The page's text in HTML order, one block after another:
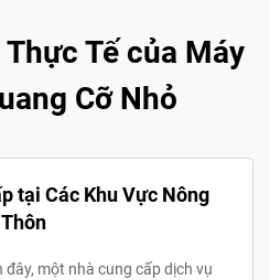
Tế của Máy
Cỡ Nhỏ
tại Các Khu Vực Nông
Thôn
một nhà cung cấp dịch vụ